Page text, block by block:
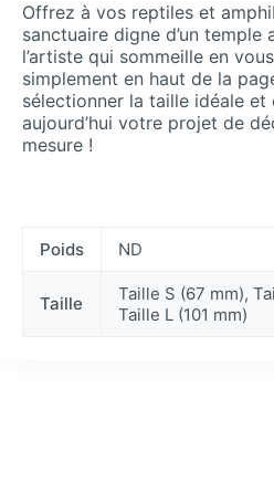
Offrez à vos reptiles et
sanctuaire digne d’un temple
l’artiste qui sommeille en
simplement en haut de la
sélectionner la taille idéale et
aujourd’hui votre projet de
mesure !
Poids ND
Taille
Taille S (67 mm),
Taille L (101 mm)